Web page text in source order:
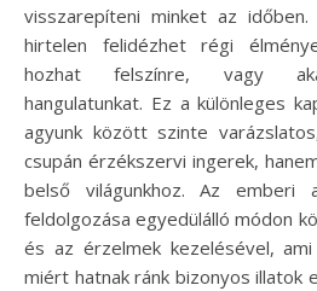
visszarepíteni minket az
hirtelen felidézhet régi
hozhat felszínre, vagy
hangulatunkat. Ez a különleges
agyunk között szinte
csupán érzékszervi ingerek,
belső világunkhoz. Az emberi
feldolgozása egyedülálló módon
és az érzelmek kezelésével,
miért hatnak ránk bizonyos illatok